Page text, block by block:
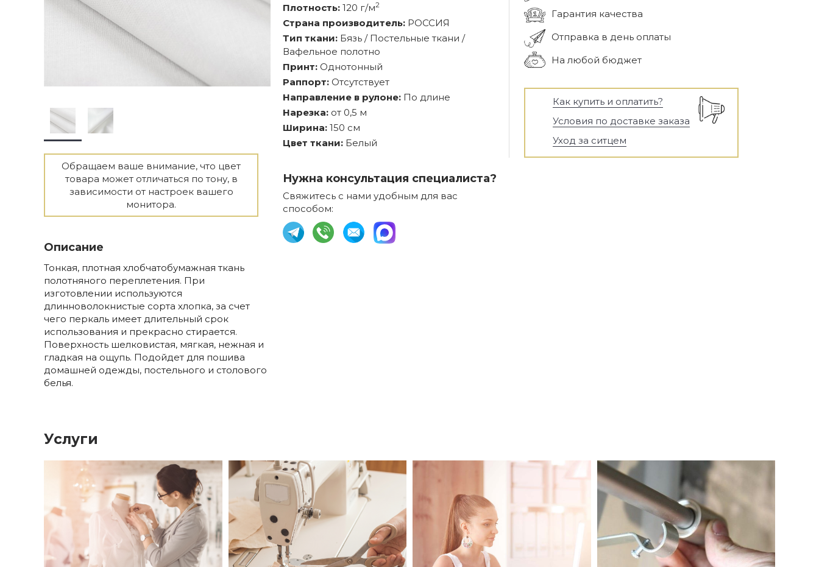
Обращаем ваше внимание, что цвет
товара может отличаться по тону, в
зависимости от настроек вашего
монитора.
Описание
Тонкая, плотная хлобчатобумажная ткань
полотняного переплетения. При
изготовлении используются
длинноволокнистые сорта хлопка, за счет
чего перкаль имеет длительный срок
использования и прекрасно стирается.
Поверхность шелковистая, мягкая, нежная и
гладкая на ощупь. Подойдет для пошива
домашней одежды, постельного и столового
белья.
Плотность: 120 г/м2
Страна производитель: РОССИЯ
Тип ткани: Бязь / Постельные ткани /
Вафельное полотно
Принт: Однотонный
Раппорт: Отсутствует
Направление в рулоне: По длине
Нарезка: от 0,5 м
Ширина: 150 см
Цвет ткани: Белый
Нужна консультация специалиста?
Свяжитесь с нами удобным для вас
способом:
Гарантия качества
Отправка в день оплаты
На любой бюджет
Как купить и оплатить?
Условия по доставке заказа
Уход за ситцем
Услуги